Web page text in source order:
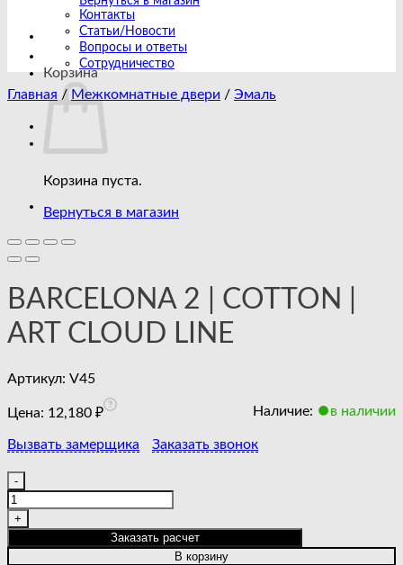
Корзина
Корзина пуста.
Вернуться в магазин
Контакты
Статьи/Новости
Вопросы и ответы
Сотрудничество
Главная / Межкомнатные двери / Эмаль
BARCELONA 2 | COTTON |
ART CLOUD LINE
Артикул: V45
Цена: 12,180 ₽ Наличие: в наличии
Вызвать замерщика Заказать звонок
товара
BARCELONA
2
|
Заказать расчет
В корзину